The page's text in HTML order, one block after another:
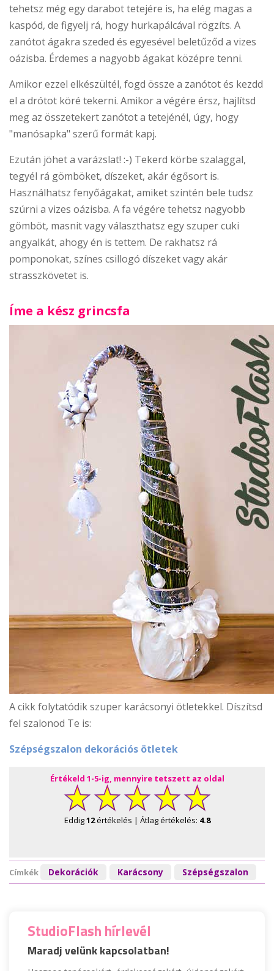
tehetsz még egy darabot tetejére is, ha elég magas a
kaspód, de figyelj rá, hogy hurkapálcával rögzíts. A
zanótot ágakra szeded és egyesével beletűződ a vizes
oázisba. Érdemes a nagyobb ágakat középre tenni.
Amikor ezzel elkészültél, fogd össze a zanótot és kezdd
el a drótot köré tekerni. Amikor a végére érsz, hajlítsd
meg az összetekert zanótot a tetejénél, úgy, hogy
"manósapka" szerű formát kapj.
Ezután jöhet a varázslat! :-) Tekerd körbe szalaggal,
tegyél rá gömböket, díszeket, akár égősort is.
Használhatsz fenyőágakat, amiket szintén bele tudsz
szúrni a vizes oázisba. A fa végére tehetsz nagyobb
gömböt, masnit vagy választhatsz egy szuper cuki
angyalkát, ahogy én is tettem. De rakhatsz rá
pomponokat, színes csillogó díszeket vagy akár
strasszkövetet is.
Íme a kész grincsfa
A cikk folytatódik szuper karácsonyi ötletekkel. Díszítsd
fel szalonod Te is:
Szépségszalon dekorációs ötletek
Értékeld 1-5-ig, mennyire tetszett az oldal
Eddig12értékelés | Átlag értékelés: 4.8
Címkék Dekorációk Karácsony Szépségszalon
StudioFlash hírlevél
Maradj velünk kapcsolatban!